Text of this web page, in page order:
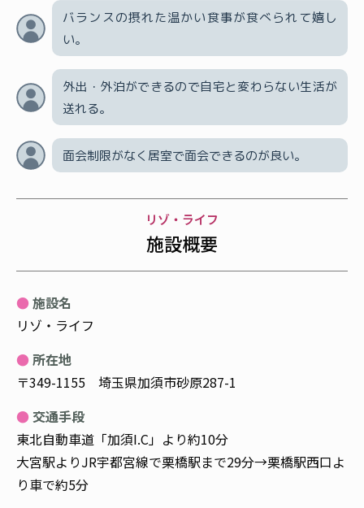
バランスの摂れた温かい食事が食べられて嬉し
い。
外出・外泊ができるので自宅と変わらない生活が
送れる。
面会制限がなく居室で面会できるのが良い。
リゾ・ライフ
施設概要
施設名
リゾ・ライフ
所在地
〒349-1155 埼玉県加須市砂原287-1
交通手段
東北自動車道「加須I.C」より約10分
大宮駅よりJR宇都宮線で栗橋駅まで29分→栗橋駅西口よ
り車で約5分